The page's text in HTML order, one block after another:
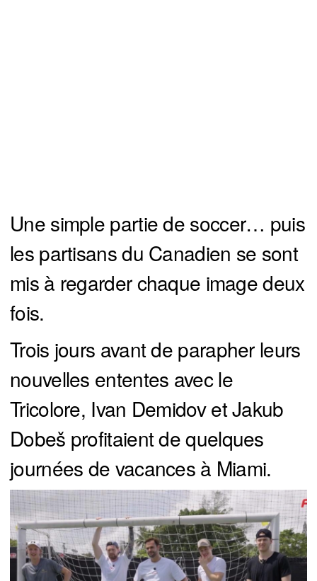
Une simple partie de soccer… puis
les partisans du Canadien se sont
mis à regarder chaque image deux
fois.
Trois jours avant de parapher leurs
nouvelles ententes avec le
Tricolore, Ivan Demidov et Jakub
Dobeš profitaient de quelques
journées de vacances à Miami.